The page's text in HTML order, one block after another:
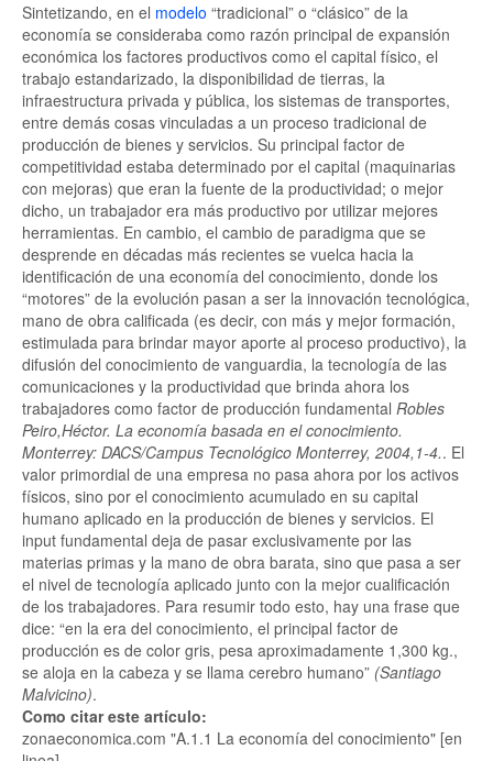
Sintetizando, en el modelo “tradicional” o “clásico” de la
economía se consideraba como razón principal de expansión
económica los factores productivos como el capital físico, el
trabajo estandarizado, la disponibilidad de tierras, la
infraestructura privada y pública, los sistemas de transportes,
entre demás cosas vinculadas a un proceso tradicional de
producción de bienes y servicios. Su principal factor de
competitividad estaba determinado por el capital (maquinarias
con mejoras) que eran la fuente de la productividad; o mejor
dicho, un trabajador era más productivo por utilizar mejores
herramientas. En cambio, el cambio de paradigma que se
desprende en décadas más recientes se vuelca hacia la
identificación de una economía del conocimiento, donde los
“motores” de la evolución pasan a ser la innovación tecnológica,
mano de obra calificada (es decir, con más y mejor formación,
estimulada para brindar mayor aporte al proceso productivo), la
difusión del conocimiento de vanguardia, la tecnología de las
comunicaciones y la productividad que brinda ahora los
trabajadores como factor de producción fundamental Robles
Peiro,Héctor. La economía basada en el conocimiento.
Monterrey: DACS/Campus Tecnológico Monterrey, 2004,1-4.. El
valor primordial de una empresa no pasa ahora por los activos
físicos, sino por el conocimiento acumulado en su capital
humano aplicado en la producción de bienes y servicios. El
input fundamental deja de pasar exclusivamente por las
materias primas y la mano de obra barata, sino que pasa a ser
el nivel de tecnología aplicado junto con la mejor cualificación
de los trabajadores. Para resumir todo esto, hay una frase que
dice: en la era del conocimiento, el principal factor de
producción es de color gris, pesa aproximadamente 1,300 kg.,
se aloja en la cabeza y se llama cerebro humano (Santiago
Malvicino).
Como citar este artículo:
zonaeconomica.com "A.1.1 La economía del conocimiento" [en